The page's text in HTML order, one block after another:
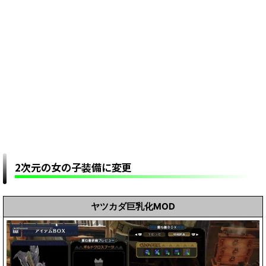
2次元の女の子装備に変更
ヤツカダ巨乳化MOD